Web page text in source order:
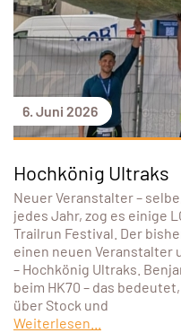
6. Juni 2026
Hochkönig Ultraks
Neuer Veranstalter –
jedes Jahr, zog es einige
Trailrun Festival. Der
einen neuen Veranstalter
– Hochkönig Ultraks.
beim HK70 – das
über Stock und
Weiterlesen...